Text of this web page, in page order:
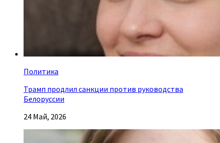
Политика
Трамп продлил санкции против руководства
Белоруссии
24 Май, 2026